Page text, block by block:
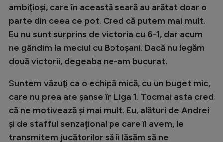
Gimnastică
Rugby
Ciclism
Alte sporturi
JO 2024
JO 2026
ambiţioşi, care în această seară au arătat doar o
parte din ceea ce pot. Cred că putem mai mult.
Eu nu sunt surprins de victoria cu 6-1, dar acum
ne gândim la meciul cu Botoșani. Dacă nu legăm
două victorii, degeaba ne-am bucurat.
Suntem văzuţi ca o echipă mică, cu un buget mic,
care nu prea are şanse în Liga 1. Tocmai asta cred
că ne motivează şi mai mult. Eu, alături de Andrei
şi de stafful senzaţional pe care îl avem, le
transmitem jucătorilor să îi lăsăm să ne